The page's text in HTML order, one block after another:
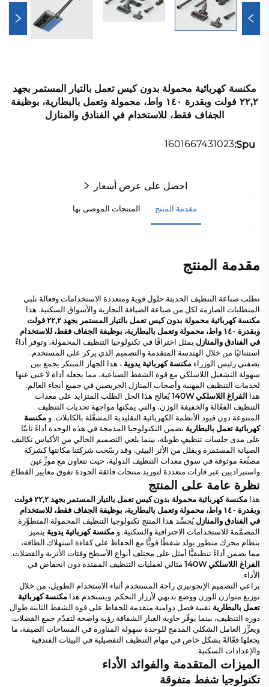
مكنسة كهربائية محمولة بدون كيس تعمل بالتيار المستمر بجهد
٢٢,٢ فولت وبقدرة ١٤٠ واط، محمولة وتعمل بالبطارية، بوظيفة
الجفاف فقط، للاستخدام في الفنادق والمنازل
Spu:
1601667431023
احصل على عرض أسعار
مقدمة المنتج المنتجات الموصى بها
مقدمة المنتج
تطلب صناعة التنظيف الحديثة حلول قوية ومتعددة الاستخدامات وفعالة تلبي
المتطلبات الصارمة لكل من صناعة الضيافة التجارية والأسواق السكنية. هذا
مكنسة كهربائية محمولة بدون كيس تعمل بالتيار المستمر بجهد ٢٢,٢ فولت
وبقدرة ١٤٠ واط، محمولة وتعمل بالبطارية، بوظيفة الجفاف فقط، للاستخدام
في الفنادق والمنازل يمثل اختراقًا في تكنولوجيا التنظيف المحمولة، وتوفر أداءً
استثنائيًا من خلال الهندسة المتقدمة والتصميم الذي يركز على المستخدم.
بصفتي رئيس الوزراء مكنسة كهربائية يدوية ، هذا الجهاز المبتكر يجمع بين
سهولة التشغيل اللاسلكي مع قوة الشفط الصناعية، مما يجعله أداة لا غنى عنها
لخدمات التنظيف المهنية وأصحاب المنازل الحريصين في جميع أنحاء العالم.
هذا الفراغ اللاسلكي 140W
يُعالج هذا الحل الطلب المتزايد على معدات
التنظيف الفعّالة والخفيفة الوزن، والتي يمكنها مواجهة تحديات التنظيف
المتنوعة دون قيود الأنظمة الكهربائية التقليدية المشغَّلة بالكابلات. و مكنسة
كهربائية تعمل بالبطارية تضمن التكنولوجيا المدمجة في هذه الوحدة أداءً ثابتًا
على مدى جلسات تنظيفٍ طويلة، بينما يلغي التصميم الخالي من الأكياس تكاليف
الصيانة المستمرة ويقلل من الأثر البيئي. وقد رسّخت شركتنا مكانتها كشركة
مصنِّعة موثوقة في سوق معدات التنظيف الدولية، حيث نتعاون مع موزِّعين
واستيراديين عبر قارات متعددة لتوريد منتجات فائقة الجودة تفوق معايير القطاع.
نظرة عامة على المنتج
هذا
مكنسة كهربائية محمولة بدون كيس تعمل بالتيار المستمر بجهد ٢٢,٢ فولت
وبقدرة ١٤٠ واط، محمولة وتعمل بالبطارية، بوظيفة الجفاف فقط، للاستخدام
في الفنادق والمنازل يُجسِّد هذا المنتج تكنولوجيا التنظيف المحمولة المتطوِّرة
المصمَّمة للاستخدامات الاحترافية والسكنية. و مكنسة كهربائية يدوية يتميز
بنظام محرك متطور يولد شفطًا قويًّا مع الحفاظ على كفاءة استهلاك الطاقة،
مما يضمن أداءً تنظيفيًّا أمثل على مختلف أنواع الأسطح وفئات الأتربة والفضلات.
الفراغ اللاسلكي 140W
مثالي لعمليات التنظيف الممتدة دون انخفاض في
الأداء.
يراعي التصميم الإنجونيزي راحة المستخدم أثناء الاستخدام الطويل، من خلال
توزيع متوازن للوزن ووضع بديهي لأزرار التحكم. ويستخدم هذا مكنسة كهربائية
تعمل بالبطارية تقنية فصل دوامية متقدمة للحفاظ على قوة الشفط الثابتة طوال
دورة التنظيف، بينما يوفّر حاوية الغبار الشفافة رؤية واضحة لتقدّم جمع الفضلات.
ويعزِّز العامل الشكلي المدمج للوحدة سهولة المناورة في المساحات الضيقة، ما
يجعلها فعّالةً بشكل خاص في مهام التنظيف التفصيلية في البيئات الفندقية
والإعدادات السكنية.
الميزات المتقدمة والفوائد الأداء
تكنولوجيا شفط متفوقة